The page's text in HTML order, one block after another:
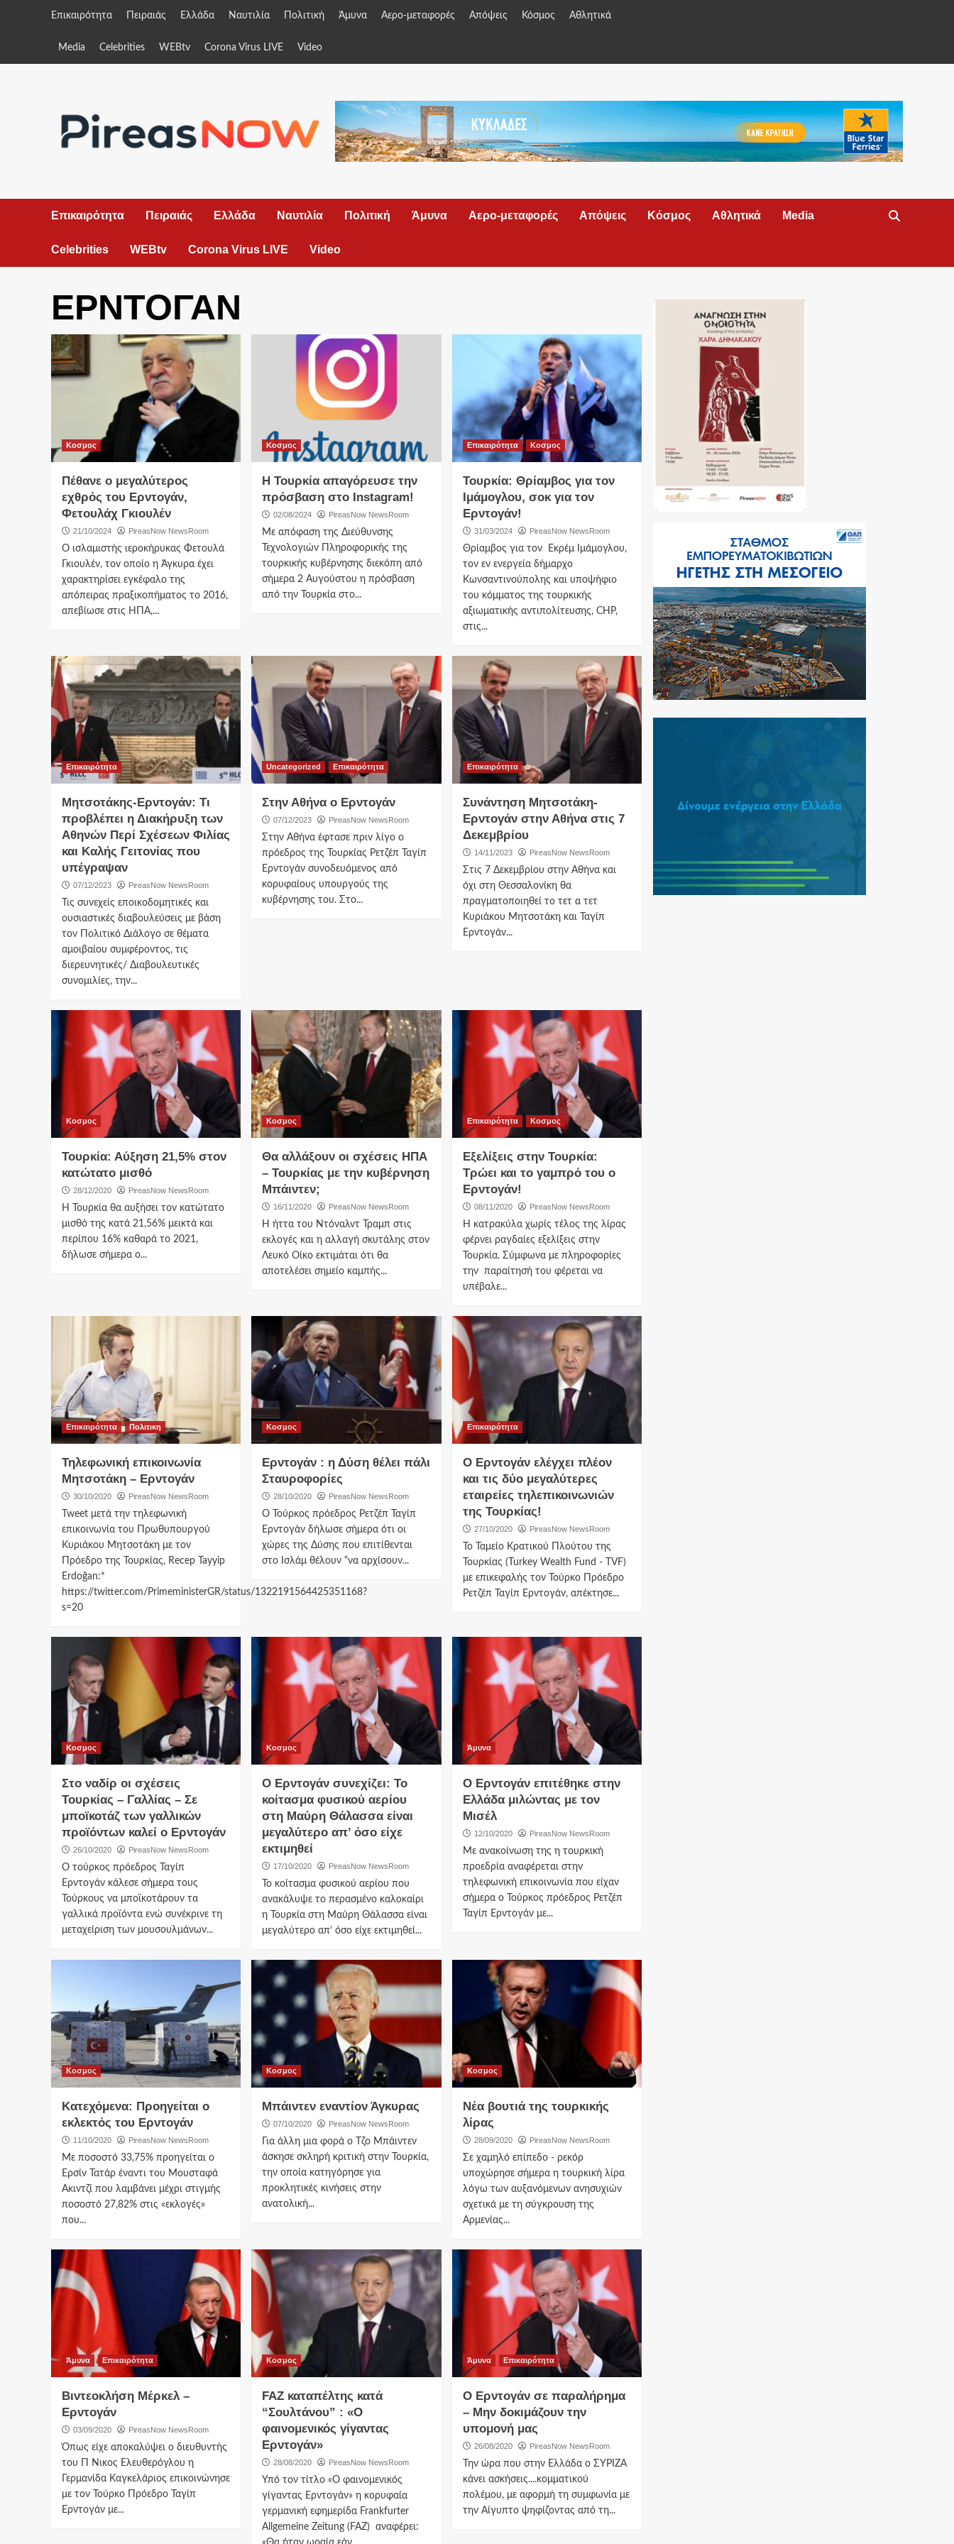
Επικαιρότητα Πειραιάς Ελλάδα Ναυτιλία Πολιτική Άμυνα Αερο-μεταφορές Απόψεις Κόσμος Αθλητικά
Media Celebrities WEBtv Corona Virus LIVE Video
Επικαιρότητα Πειραιάς Ελλάδα Ναυτιλία Πολιτική Άμυνα Αερο-μεταφορές Απόψεις Κόσμος Αθλητικά Media
Celebrities WEBtv Corona Virus LIVE Video
ΕΡΝΤΟΓΑΝ
Κοσμος
Πέθανε ο μεγαλύτερος
εχθρός του Ερντογάν,
Φετουλάχ Γκιουλέν
21/10/2024 PireasNow NewsRoom
Ο ισλαμιστής ιεροκήρυκας Φετουλά
Γκιουλέν, τον οποίο η Άγκυρα έχει
χαρακτηρίσει εγκέφαλο της
απόπειρας πραξικοπήματος το 2016,
απεβίωσε στις ΗΠΑ,...
Κοσμος
Η Τουρκία απαγόρευσε την
πρόσβαση στο Instagram!
02/08/2024 PireasNow NewsRoom
Με απόφαση της Διεύθυνσης
Τεχνολογιών Πληροφορικής της
τουρκικής κυβέρνησης διεκόπη από
σήμερα 2 Αυγούστου η πρόσβαση
από την Τουρκία στο...
Επικαιρότητα Κοσμος
Τουρκία: Θρίαμβος για τον
Ιμάμογλου, σοκ για τον
Ερντογάν!
31/03/2024 PireasNow NewsRoom
Θρίαμβος για τον Εκρέμ Ιμάμογλου,
τον εν ενεργεία δήμαρχο
Κωνσαντινούπολης και υποψήφιο
του κόμματος της τουρκικής
αξιωματικής αντιπολίτευσης, CHP,
στις...
Επικαιρότητα
Μητσοτάκης-Ερντογάν: Τι
προβλέπει η Διακήρυξη των
Αθηνών Περί Σχέσεων Φιλίας
και Καλής Γειτονίας που
υπέγραψαν
07/12/2023 PireasNow NewsRoom
Τις συνεχείς εποικοδομητικές και
ουσιαστικές διαβουλεύσεις με βάση
τον Πολιτικό Διάλογο σε θέματα
αμοιβαίου συμφέροντος, τις
διερευνητικές/ Διαβουλευτικές
συνομιλίες, την...
Uncategorized Επικαιρότητα
Στην Αθήνα ο Ερντογάν
07/12/2023 PireasNow NewsRoom
Στην Αθήνα έφτασε πριν λίγο ο
πρόεδρος της Τουρκίας Ρετζέπ Ταγίπ
Ερντογάν συνοδευόμενος από
κορυφαίους υπουργούς της
κυβέρνησης του. Στο...
Επικαιρότητα
Συνάντηση Μητσοτάκη-
Ερντογάν στην Αθήνα στις 7
Δεκεμβρίου
14/11/2023 PireasNow NewsRoom
Στις 7 Δεκεμβρίου στην Αθήνα και
όχι στη Θεσσαλονίκη θα
πραγματοποιηθεί το τετ α τετ
Κυριάκου Μητσοτάκη και Ταγίπ
Ερντογάν...
Κοσμος
Τουρκία: Αύξηση 21,5% στον
κατώτατο μισθό
28/12/2020 PireasNow NewsRoom
Η Τουρκία θα αυξήσει τον κατώτατο
μισθό της κατά 21,56% μεικτά και
περίπου 16% καθαρά το 2021,
δήλωσε σήμερα ο...
Κοσμος
Θα αλλάξουν οι σχέσεις ΗΠΑ
– Τουρκίας με την κυβέρνηση
Μπάιντεν;
16/11/2020 PireasNow NewsRoom
Η ήττα του Ντόναλντ Τραμπ στις
εκλογές και η αλλαγή σκυτάλης στον
Λευκό Οίκο εκτιμάται ότι θα
αποτελέσει σημείο καμπής...
Επικαιρότητα Κοσμος
Εξελίξεις στην Τουρκία:
Τρώει και το γαμπρό του ο
Ερντογάν!
08/11/2020 PireasNow NewsRoom
Η κατρακύλα χωρίς τέλος της λίρας
φέρνει ραγδαίες εξελίξεις στην
Τουρκία. Σύμφωνα με πληροφορίες
την παραίτησή του φέρεται να
υπέβαλε...
Επικαιρότητα Πολιτικη
Τηλεφωνική επικοινωνία
Μητσοτάκη – Ερντογάν
30/10/2020 PireasNow NewsRoom
Tweet μετά την τηλεφωνική
επικοινωνία του Πρωθυπουργού
Κυριάκου Μητσοτάκη με τον
Πρόεδρο της Τουρκίας, Recep Tayyip
Erdoğan:*
https://twitter.com/PrimeministerGR/status/1322191564425351168?
s=20
Κοσμος
Ερντογάν : η Δύση θέλει πάλι
Σταυροφορίες
28/10/2020 PireasNow NewsRoom
Ο Τούρκος πρόεδρος Ρετζέπ Ταγίπ
Ερντογάν δήλωσε σήμερα ότι οι
χώρες της Δύσης που επιτίθενται
στο Ισλάμ θέλουν “να αρχίσουν...
Επικαιρότητα
Ο Ερντογάν ελέγχει πλέον
και τις δύο μεγαλύτερες
εταιρείες τηλεπικοινωνιών
της Τουρκίας!
27/10/2020 PireasNow NewsRoom
Το Ταμείο Κρατικού Πλούτου της
Τουρκίας (Turkey Wealth Fund - TVF)
με επικεφαλής τον Τούρκο Πρόεδρο
Ρετζέπ Ταγίπ Ερντογάν, απέκτησε...
Κοσμος
Στο ναδίρ οι σχέσεις
Τουρκίας – Γαλλίας – Σε
μποϊκοτάζ των γαλλικών
προϊόντων καλεί ο Ερντογάν
26/10/2020 PireasNow NewsRoom
Ο τούρκος πρόεδρος Ταγίπ
Ερντογάν κάλεσε σήμερα τους
Τούρκους να μποϊκοτάρουν τα
γαλλικά προϊόντα ενώ συνέκρινε τη
μεταχείριση των μουσουλμάνων...
Κοσμος
Ο Ερντογάν συνεχίζει: Το
κοίτασμα φυσικού αερίου
στη Μαύρη Θάλασσα είναι
μεγαλύτερο απ’ όσο είχε
εκτιμηθεί
17/10/2020 PireasNow NewsRoom
Το κοίτασμα φυσικού αερίου που
ανακάλυψε το περασμένο καλοκαίρι
η Τουρκία στη Μαύρη Θάλασσα είναι
μεγαλύτερο απ’ όσο είχε εκτιμηθεί...
Άμυνα
Ο Ερντογάν επιτέθηκε στην
Ελλάδα μιλώντας με τον
Μισέλ
12/10/2020 PireasNow NewsRoom
Με ανακοίνωση της η τουρκική
προεδρία αναφέρεται στην
τηλεφωνική επικοινωνία που είχαν
σήμερα ο Τούρκος πρόεδρος Ρετζέπ
Ταγίπ Ερντογάν με...
Κοσμος
Κατεχόμενα: Προηγείται ο
εκλεκτός του Ερντογάν
11/10/2020 PireasNow NewsRoom
Με ποσοστό 33,75% προηγείται ο
Ερσίν Τατάρ έναντι του Μουσταφά
Ακιντζί που λαμβάνει μέχρι στιγμής
ποσοστό 27,82% στις «εκλογές»
που...
Κοσμος
Μπάιντεν εναντίον Άγκυρας
07/10/2020 PireasNow NewsRoom
Για άλλη μια φορά ο Τζο Μπάιντεν
άσκησε σκληρή κριτική στην Τουρκία,
την οποία κατηγόρησε για
προκλητικές κινήσεις στην
ανατολική...
Κοσμος
Νέα βουτιά της τουρκικής
λίρας
28/09/2020 PireasNow NewsRoom
Σε χαμηλό επίπεδο - ρεκόρ
υποχώρησε σήμερα η τουρκική λίρα
λόγω των αυξανόμενων ανησυχιών
σχετικά με τη σύγκρουση της
Αρμενίας...
Άμυνα Επικαιρότητα
Βιντεοκλήση Μέρκελ –
Ερντογάν
03/09/2020 PireasNow NewsRoom
Όπως είχε αποκαλύψει ο διευθυντής
του Π Νικος Ελευθερόγλου η
Γερμανίδα Καγκελάριος επικοινώνησε
με τον Τούρκο Πρόεδρο Ταγίπ
Ερντογάν με...
Κοσμος
FAZ καταπέλτης κατά
“Σουλτάνου” : «Ο
φαινομενικός γίγαντας
Ερντογάν»
28/08/2020 PireasNow NewsRoom
Υπό τον τίτλο «Ο φαινομενικός
γίγαντας Ερντογάν» η κορυφαία
γερμανική εφημερίδα Frankfurter
Allgemeine Zeitung (FAZ) αναφέρει:
Άμυνα Επικαιρότητα
Ο Ερντογάν σε παραλήρημα
– Μην δοκιμάζουν την
υπομονή μας
26/08/2020 PireasNow NewsRoom
Την ώρα που στην Ελλάδα ο ΣΥΡΙΖΑ
κάνει ασκήσεις....κομματικού
πολέμου, με αφορμή τη συμφωνία με
την Αίγυπτο ψηφίζοντας από τη...